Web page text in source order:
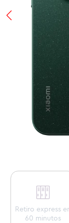
Retiro express
60 minutos